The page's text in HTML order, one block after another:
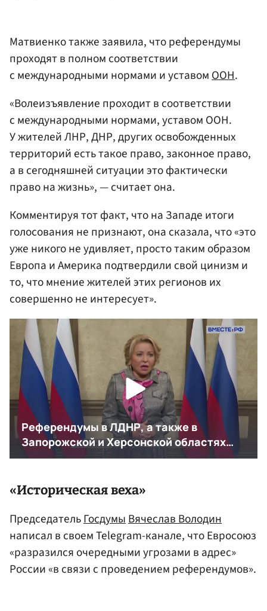
Матвиенко также заявила, что референдумы
проходят в полном соответствии
с международными нормами и уставомООН.
«Волеизъявление проходит в соответствии
с международными нормами, уставом ООН.
У жителей ЛНР, ДНР, других освобожденных
территорий есть такое право, законное право,
а в сегодняшней ситуации это фактически
право на жизнь», — считает она.
Комментируя тот факт, что на Западе итоги
голосования не признают, она сказала, что «это
уже никого не удивляет, просто таким образом
Европа и Америка подтвердили свой цинизм и
то, что мнение жителей этих регионов их
совершенно не интересует».
«Историческая веха»
ПредседательГосдумыВячеслав Володин
написал в своем Telegram-канале, что Евросоюз
«разразился очередными угрозами в адрес»
России «в связи с проведением референдумов».